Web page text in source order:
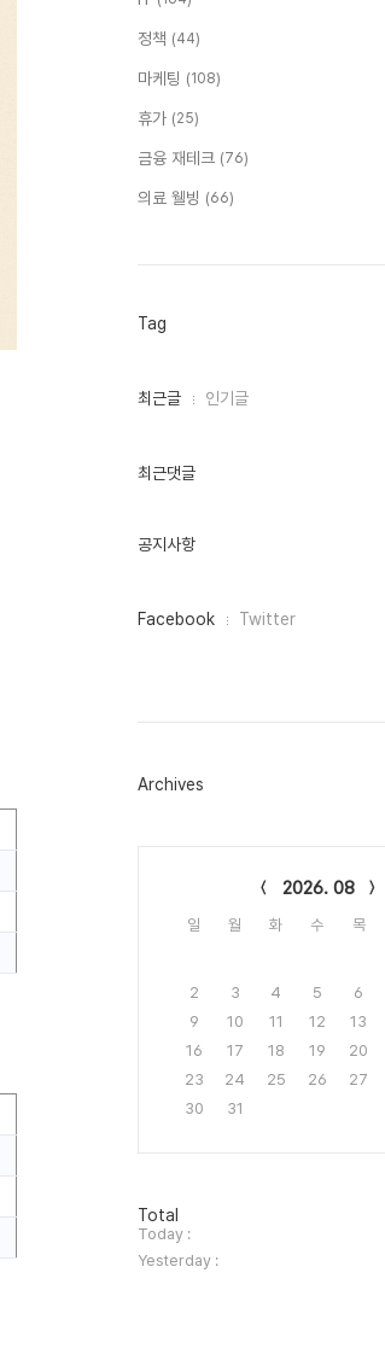
정책 (44)
마케팅 (108)
휴가 (25)
금융 재테크 (76)
의료 웰빙 (66)
Tag
최
인
최근글 인기글
최근댓글
공지사항
페
그
Facebook Twitter
Archives
2026. 08
일 월 화 수 목
2
3 4 5 6
9
10 11 12 13
16
17 18 19 20
23
24 25 26 27
30
31
방
문
자
수
Total
Today :
Yesterday :